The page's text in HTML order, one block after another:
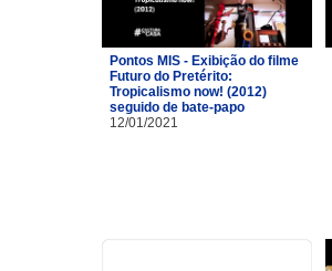
Pontos MIS - Exibição do filme
Futuro do Pretérito:
Tropicalismo now! (2012)
seguido de bate-papo
12/01/2021